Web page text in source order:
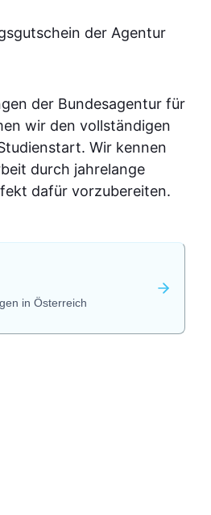
der Agentur
der Bundesagentur für
wir den vollständigen
Wir kennen
durch jahrelange
dafür vorzubereiten.
in Österreich